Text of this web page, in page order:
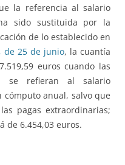
la referencia al salario
sido sustituida por la
de lo establecido en
de 25 de junio, la cuantía
euros cuando las
se refieran al salario
anual, salvo que
pagas extraordinarias;
de 6.454,03 euros.